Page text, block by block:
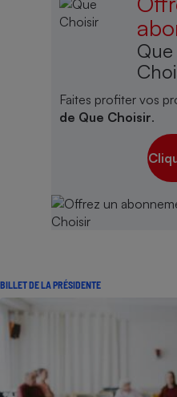
Faites profiter vos
de Que Choisir.
BILLET DE LA PRÉSIDENTE